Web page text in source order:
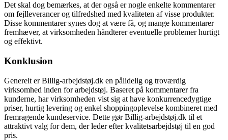
Det skal dog bemærkes, at der også er nogle enkelte kommentarer
om fejlleverancer og tilfredshed med kvaliteten af visse produkter.
Disse kommentarer synes dog at være få, og mange kommentarer
fremhæver, at virksomheden håndterer eventuelle problemer hurtigt
og effektivt.
Konklusion
Generelt er Billig-arbejdstøj.dk en pålidelig og troværdig
virksomhed inden for arbejdstøj. Baseret på kommentarer fra
kunderne, har virksomheden vist sig at have konkurrencedygtige
priser, hurtig levering og enkel shoppingoplevelse kombineret med
fremragende kundeservice. Dette gør Billig-arbejdstøj.dk til et
attraktivt valg for dem, der leder efter kvalitetsarbejdstøj til en god
pris.